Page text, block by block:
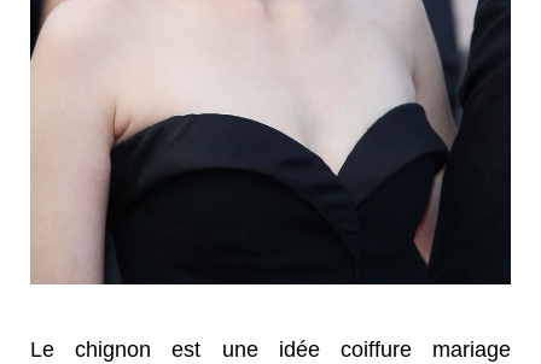
Le chignon est une idée coiffure mariage